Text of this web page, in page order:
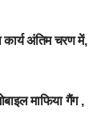
कार्य अंतिम चरण में,
माफिया गैंग ,